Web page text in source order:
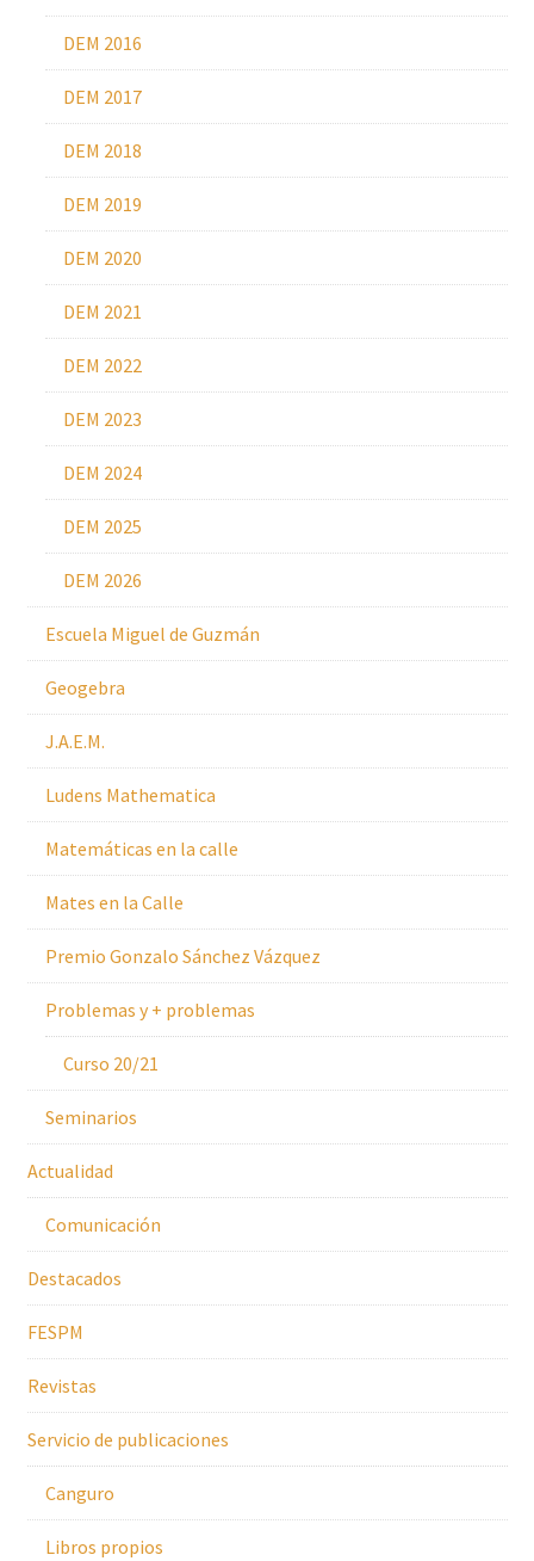
DEM 2016
DEM 2017
DEM 2018
DEM 2019
DEM 2020
DEM 2021
DEM 2022
DEM 2023
DEM 2024
DEM 2025
DEM 2026
Escuela Miguel de Guzmán
Geogebra
J.A.E.M.
Ludens Mathematica
Matemáticas en la calle
Mates en la Calle
Premio Gonzalo Sánchez Vázquez
Problemas y + problemas
Curso 20/21
Seminarios
Actualidad
Comunicación
Destacados
FESPM
Revistas
Servicio de publicaciones
Canguro
Libros propios